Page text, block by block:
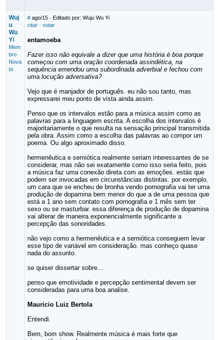
Wuj
u
Wu
Yi
Mem
bro
Nova
to
# ago/15· Editado por: Wuju Wu Yi
citar· votar
entamoeba
Fazer isso não equivale a dizer que uma história é boa porque
começou com uma oração coordenada assindética, na
sequência emendou uma subordinada adverbial e fechou com
uma locução adversativa?
Vejo que é manjador de português. eu não sou tanto, mas
expressarei meu ponto de vista ainda assim.
Penso que os intervalos estão para a música assim como as
palavras para a linguagem escrita. A escolha dos intervalos é
majoritariamente o que resulta na sensação principal transmitida
pela obra. Assim como a escolha das palavras ao compor um
poema. Ou algo aproximado disso.
hermenêutica e semiótica realmente seriam interessantes de se
considerar, mas não sei exatamente como isso seria feito, pois
a música faz uma conexão direta com as emoções. estás que
podem ser invocadas em circunstâncias distintas. por exemplo.
um cara que se encheu de bronha vendo pornografia vai ter uma
produção de dopamina bem menor do que a de uma pessoa que
está a 1 ano sem contato com pornografia e 1 mês sem ter
sexo ou se masturbar. essa diferença de produção de dopamina
vai alterar de maneira exponencialmente significante a
percepção das sonoridades.
não vejo como a hermenêutica e a semiótica conseguem levar
esse tipo de variável em consideração. mas conheço quase
nada do assunto.
se quiser dissertar sobre...
penso que emotividade e percepção sentimental devem ser
consideradas para uma boa analise.
Mauricio Luiz Bertola
Entendi.
Bem, bom show. Realmente música é mais forte que